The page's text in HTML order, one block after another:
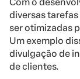
Com o
diversas
ser otimizadas
Um exemplo
divulgação de
de clientes.